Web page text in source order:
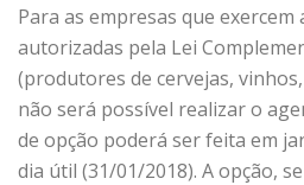
Para as empresas que exercem
autorizadas pela Lei
(produtores de cervejas,
não será possível realizar o
de opção poderá ser feita em
dia útil (31/01/2018). A opção,